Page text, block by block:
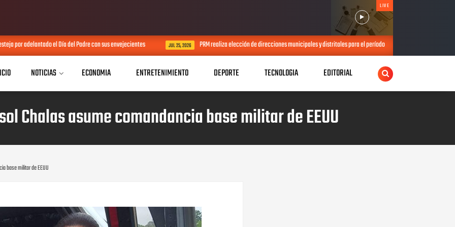
LIVE
por adelantado el Día del Padre con sus envejecientes JUL 25, 2026 PRM realiza elección de direcciones municipales y distritales para el período 2026-2028
NOTICIAS ECONOMIA ENTRETENIMIENTO DEPORTE TECNOLOGIA EDITORIAL
Chalas asume comandancia base militar de EEUU
base militar de EEUU